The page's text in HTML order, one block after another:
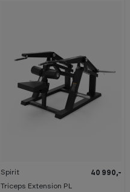
Spirit
Triceps Extension PL
40 990,-